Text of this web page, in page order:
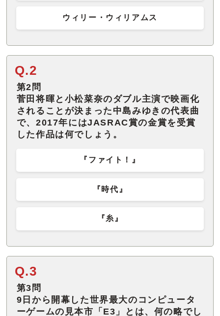
ウィリー・ウィリアムス
Q.2
第2問
菅田将暉と小松菜奈のダブル主演で映画化
されることが決まった中島みゆきの代表曲
で、2017年にはJASRAC賞の金賞を受賞
した作品は何でしょう。
『ファイト！』
『時代』
『糸』
Q.3
第3問
9日から開幕した世界最大のコンピュータ
ーゲームの見本市「E3」とは、何の略でし